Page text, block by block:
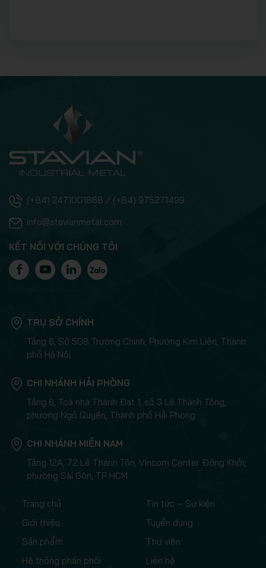
(+84) 2471001868 / (+84) 975271499
info@stavianmetal.com
KẾT NỐI VỚI CHÚNG TÔI
TRỤ SỞ CHÍNH
Tầng 6, Số 508 Trường Chinh, Phường Kim Liên, Thành
phố Hà Nội
CHI NHÁNH HẢI PHÒNG
Tầng 6, Toà nhà Thành Đạt 1, số 3 Lê Thành Tông,
phường Ngô Quyền, Thành phố Hải Phòng
CHI NHÁNH MIỀN NAM
Tầng 12A, 72 Lê Thánh Tôn, Vincom Center Đồng Khởi,
phường Sài Gòn, TP HCM
Trang chủ
Giới thiệu
Sản phẩm
Hệ thống phân phối
Tin tức – Sự kiện
Tuyển dụng
Thư viện
Liên hệ